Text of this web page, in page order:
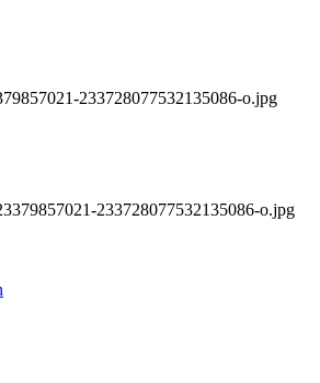
233728077532135086-o.jpg